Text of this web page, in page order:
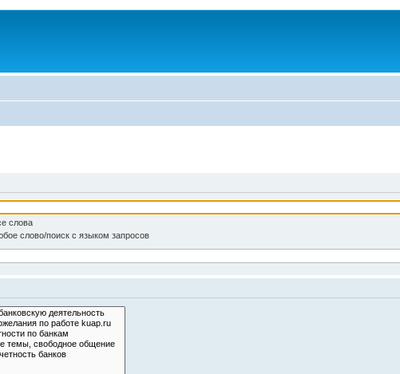
слова
слово/поиск с языком запросов